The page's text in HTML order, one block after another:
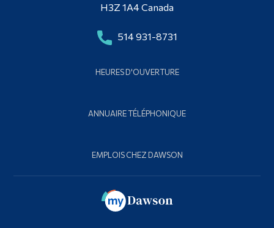
H3Z 1A4 Canada
514 931-8731
HEURES D'OUVERTURE
ANNUAIRE TÉLÉPHONIQUE
EMPLOIS CHEZ DAWSON